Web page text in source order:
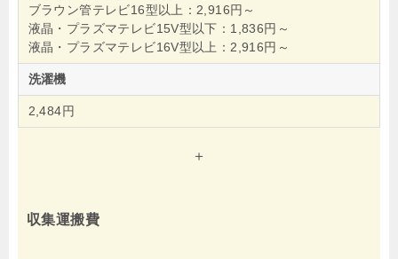
ブラウン管テレビ16型以上：2,916円～
液晶・プラズマテレビ15V型以下：1,836円～
液晶・プラズマテレビ16V型以上：2,916円～
洗濯機
2,484円
＋
収集運搬費